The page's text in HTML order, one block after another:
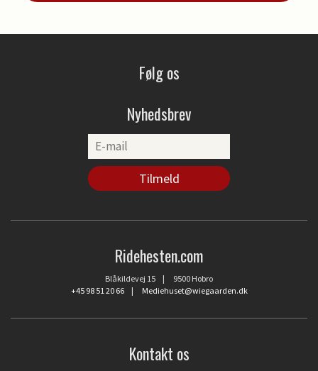
Følg os
Nyhedsbrev
Ridehesten.com
Blåkildevej 15 | 9500 Hobro
+45 98 51 20 66| Mediehuset@wiegaarden.dk
Kontakt os